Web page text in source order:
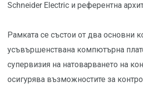
Schneider Electric и референтна
Рамката се състои от два основни
усъвършенствана компютърна
супервизия на натоварването на
осигурява възможностите за